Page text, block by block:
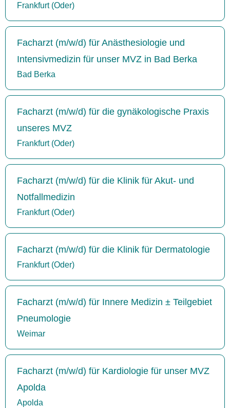
Frankfurt (Oder)
Facharzt (m/w/d) für Anästhesiologie und
Intensivmedizin für unser MVZ in Bad Berka
Bad Berka
Facharzt (m/w/d) für die gynäkologische Praxis
unseres MVZ
Frankfurt (Oder)
Facharzt (m/w/d) für die Klinik für Akut- und
Notfallmedizin
Frankfurt (Oder)
Facharzt (m/w/d) für die Klinik für Dermatologie
Frankfurt (Oder)
Facharzt (m/w/d) für Innere Medizin ± Teilgebiet
Pneumologie
Weimar
Facharzt (m/w/d) für Kardiologie für unser MVZ
Apolda
Apolda